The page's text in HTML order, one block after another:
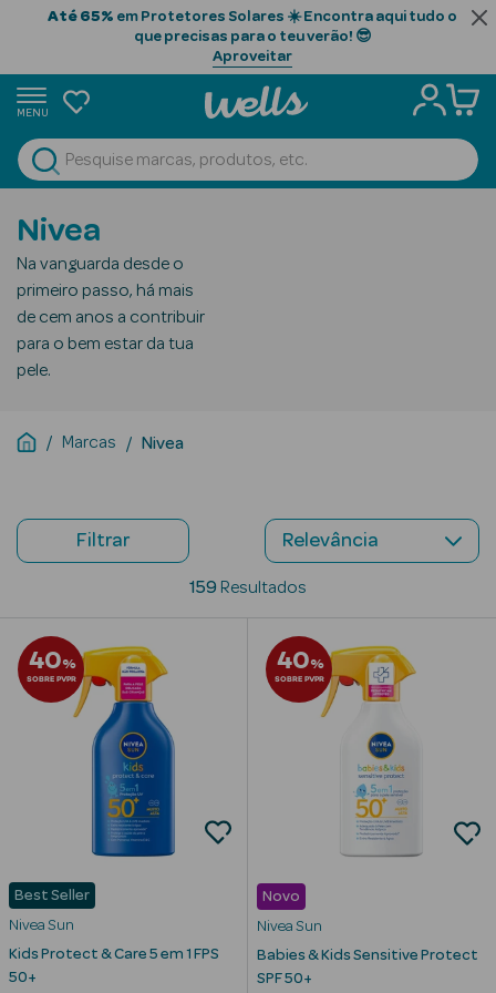
Até 65% em Protetores Solares ☀️ Encontra aqui tudo o
que precisas para o teu verão! 😎
Aproveitar
MENU
Ver Tudo
Beauty Season
Cabelo
Beauty Season
Beauty Season
Cuidados de
Beauty Season
Maquilhagem
Beauty Season
Maquilhagem
Beauty Season
Nutricosmética
Beauty Season
Perfumes
Nivea
Na vanguarda desde o
primeiro passo, há mais
de cem anos a contribuir
para o bem estar da tua
pele.
Marcas Nivea
Filtrar
159 Resultados
40%
SOBRE PVPR
Best Seller
Nivea Sun
Kids Protect & Care 5 em 1 FPS
50+
40%
SOBRE PVPR
Novo
Nivea Sun
Babies & Kids Sensitive Protect
SPF 50+